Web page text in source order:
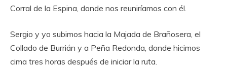
Corral de la Espina, donde nos reuniríamos con él.
Sergio y yo subimos hacia la Majada de Brañosera, el
Collado de Burrián y a Peña Redonda, donde hicimos
cima tres horas después de iniciar la ruta.